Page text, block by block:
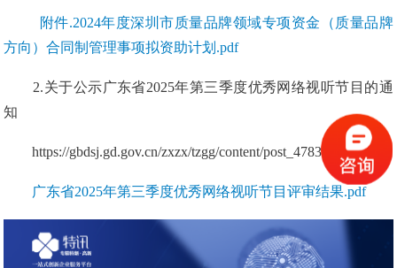
附件.2024年度深圳市质量品牌领域专项资金（质量品牌
方向）合同制管理事项拟资助计划.pdf
2.关于公示广东省2025年第三季度优秀网络视听节目的通
知
https://gbdsj.gd.gov.cn/zxzx/tzgg/content/post_4783961.html
广东省2025年第三季度优秀网络视听节目评审结果.pdf